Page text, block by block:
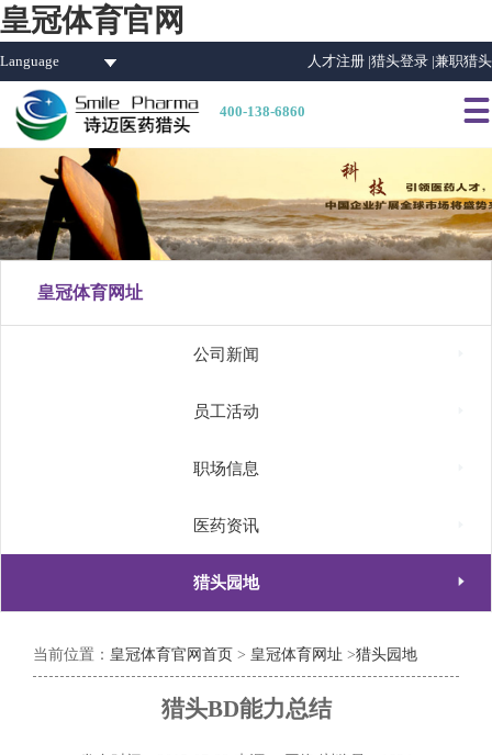
皇冠体育官网
Language 人才注册 |猎头登录 |兼职猎头
400-138-6860 
皇冠体育网址
公司新闻
员工活动
职场信息
医药资讯
猎头园地 
当前位置： 皇冠体育官网首页 > 皇冠体育网址 >猎头园地
猎头BD能力总结